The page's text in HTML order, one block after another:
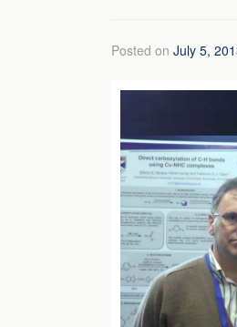
Posted on July 5,